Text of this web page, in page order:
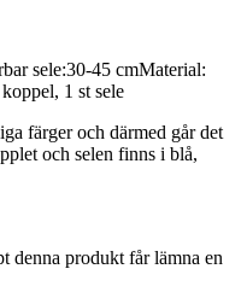
sele:30-45 cmMaterial:
1 st sele
färger och därmed går det
och selen finns i blå,
denna produkt får lämna en